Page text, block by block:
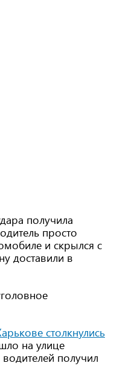
получила
просто
и скрылся с
доставили в
столкнулись
на улице
получил